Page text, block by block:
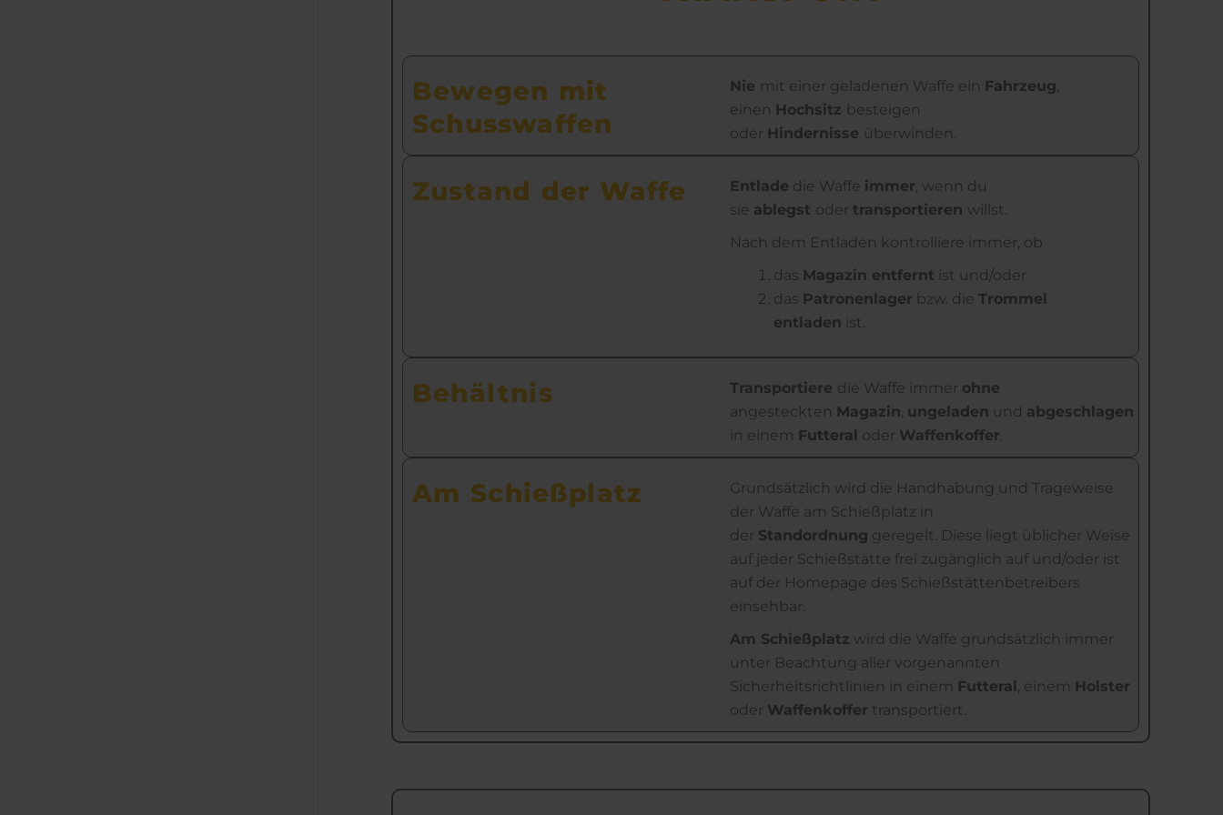
Bewegen mit
Schuss­waffen
Nie mit einer geladenen Waffe ein Fahrzeug,
einen Hochsitz besteigen
oder Hindernisse überwinden.
Zustand der Waffe Entlade die Waffe immer, wenn du
sie ablegst odertransportieren willst.
Nach dem Entladen kontrolliere immer, ob
das Magazin entfernt ist und/oder
das Patronenlager bzw. dieTrommel
entladen ist.
Behältnis Transportiere die Waffe immer ohne
angesteckten Magazin, ungeladen und abgeschlagen
in einem Futteral oder Waffenkoffer.
Am Schießplatz
Grundsätzlich wird die Handhabung und Trageweise
der Waffe am Schießplatz in
der Standordnung geregelt. Diese liegt üblicher Weise
auf jeder Schießstätte frei zugänglich auf und/oder ist
auf der Homepage des Schießstättenbetreibers
einsehbar.
Am Schießplatz wird die Waffe grundsätzlich immer
unter Beachtung aller vorgenannten
Sicherheitsrichtlinien in einem Futteral, einem Holster
oder Waffenkoffer transportiert.